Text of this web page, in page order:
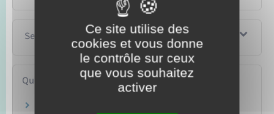
Services en ligne et formulaires
Questions ? Réponses !
Ce site utilise des
cookies et vous donne
le contrôle sur ceux
que vous souhaitez
activer